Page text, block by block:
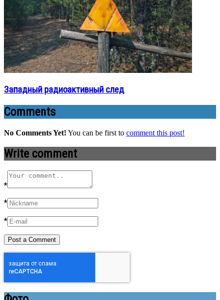
Западный радиоактивный след
Comments
No Comments Yet! You can be first to comment this post!
Write comment
*
*
*